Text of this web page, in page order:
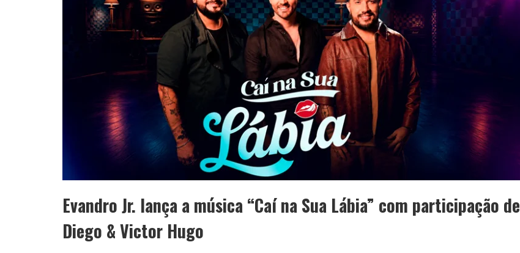
Evandro Jr. lança a música “Caí na Sua Lábia” com participação de
Diego & Victor Hugo